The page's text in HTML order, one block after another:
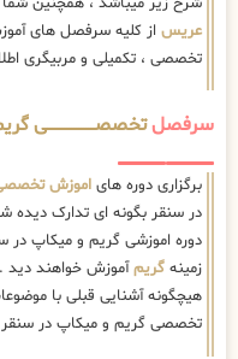
عریس از کلیه سرفصل های
تخصصی ، تکمیلی و مربیگری
سرفصل
برگزاری دوره های اموزش
در سنقر بگونه ای تدارک دیده
دوره اموزشی گریم و میکاپ در
زمینه گریمآموزش خواهند دید
هیچگونه آشنایی قبلی با
تخصصی گریم و میکاپ در سنقر